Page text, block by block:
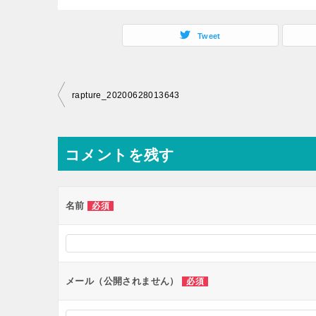
Tweet
投
ナ
ビ
ー
ョ
ン
rapture_20200628013643
コメントを残す
名前 必須
メール（公開されません） 必須